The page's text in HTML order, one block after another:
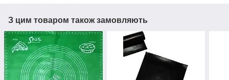
З цим товаром також замовляють